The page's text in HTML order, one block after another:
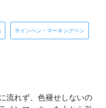
サインペン・マーキングペン
流れず、色褪せしないの